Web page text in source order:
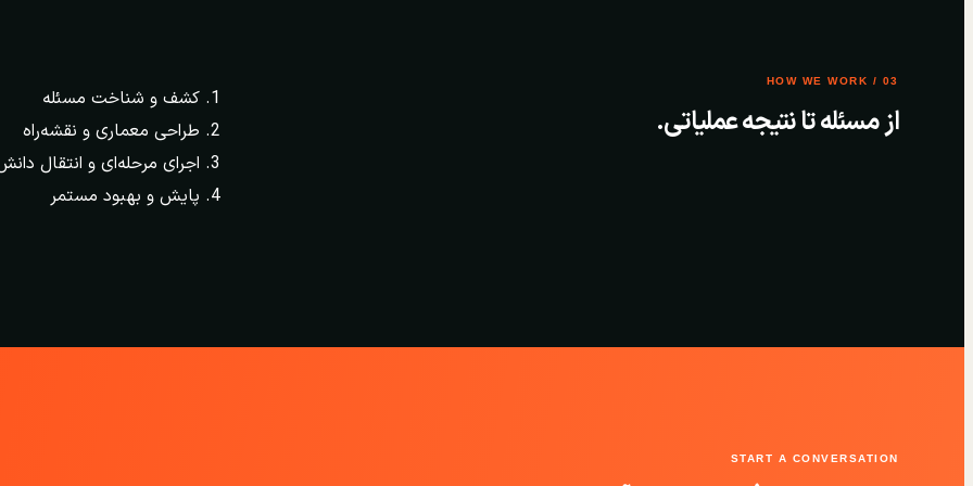
03 / HOW WE WORK
از مسئله تا نتیجه عملیاتی.
کشف و شناخت مسئله
طراحی معماری و نقشه‌راه
اجرای مرحله‌ای و انتقال
پایش و بهبود مستمر
START A CONVERSATION